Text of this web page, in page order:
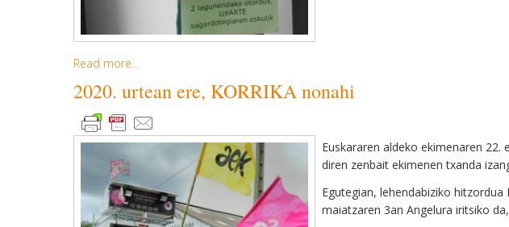
Read more...
2020. urtean ere, KORRIKA nonahi
Euskararen aldeko ekimenaren
diren zenbait ekimenen txanda
Egutegian, lehendabiziko
maiatzaren 3an Angelura iritsiko